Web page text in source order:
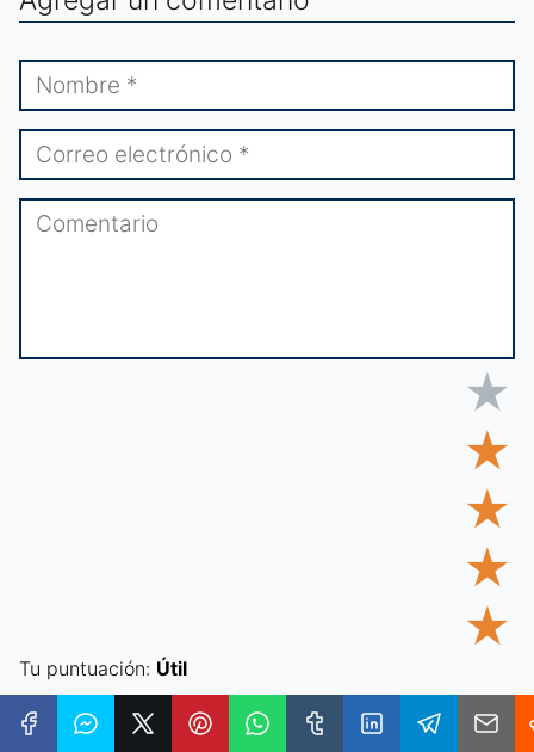
★
★
★
★
★
Tu puntuación: Útil